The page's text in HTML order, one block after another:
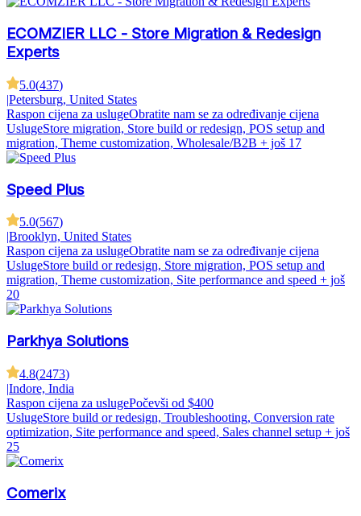
ECOMZIER LLC - Store Migration & Redesign
Experts
5.0(437)
|Petersburg, United States
Raspon cijena za uslugeObratite nam se za određivanje cijena
UslugeStore migration, Store build or redesign, POS setup and
migration, Theme customization, Wholesale/B2B + još 17
Speed Plus
5.0(567)
|Brooklyn, United States
Raspon cijena za uslugeObratite nam se za određivanje cijena
UslugeStore build or redesign, Store migration, POS setup and
migration, Theme customization, Site performance and speed + još
20
Parkhya Solutions
4.8(2473)
|Indore, India
Raspon cijena za uslugePočevši od $400
UslugeStore build or redesign, Troubleshooting, Conversion rate
optimization, Site performance and speed, Sales channel setup + još
25
Comerix